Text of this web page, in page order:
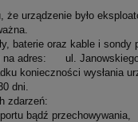
urządzenie było
baterie oraz kable i sondy
na adres: ul. Janowskiego
konieczności wysłania
dni.
zdarzeń:
bądź przechowywania,